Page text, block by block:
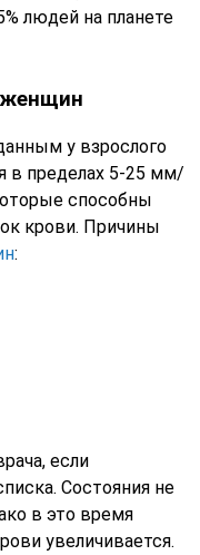
людей на планете
у взрослого
в пределах 5-25 мм/
способны
крови. Причины
:
если
Состояния не
в это время
увеличивается.